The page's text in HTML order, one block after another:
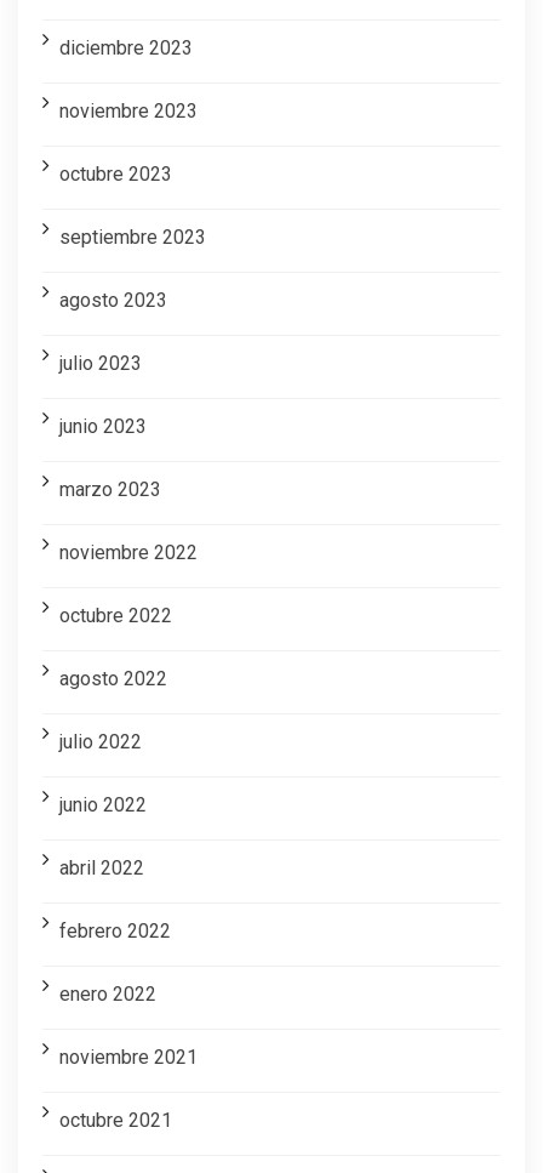
diciembre 2023
noviembre 2023
octubre 2023
septiembre 2023
agosto 2023
julio 2023
junio 2023
marzo 2023
noviembre 2022
octubre 2022
agosto 2022
julio 2022
junio 2022
abril 2022
febrero 2022
enero 2022
noviembre 2021
octubre 2021